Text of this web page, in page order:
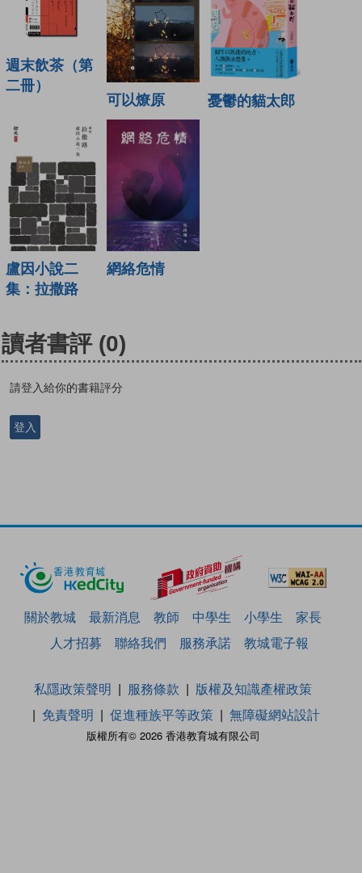
週末飲茶（第
二冊）
可以燎原
憂鬱的貓太郎
盧因小說二
集：拉撒路
網絡危情
讀者書評 (0)
請登入給你的書籍評分
登入
關於教城 最新消息 教師 中學生 小學生
家長
人才招募
聯絡我們 服務承諾 教城電子報
版權所有© 2026 香港教育城有限公司
私隱政策聲明 服務條款
版權及知識產權政策
免責聲明
促進種族平等政策 無障礙網站設計